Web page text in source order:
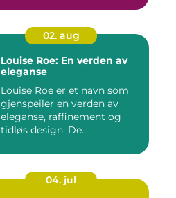
02. aug
Louise Roe: En verden av
eleganse
Louise Roe er et navn som
gjenspeiler en verden av
eleganse, raffinement og
tidløs design. De...
04. jul